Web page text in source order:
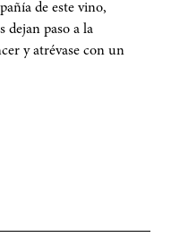
de este vino,
dejan paso a la
y atrévase con un